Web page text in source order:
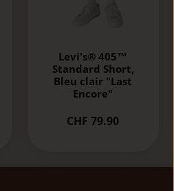
Levi's® 405™
Standard Short,
Bleu clair "Last
Encore"
CHF 79.90